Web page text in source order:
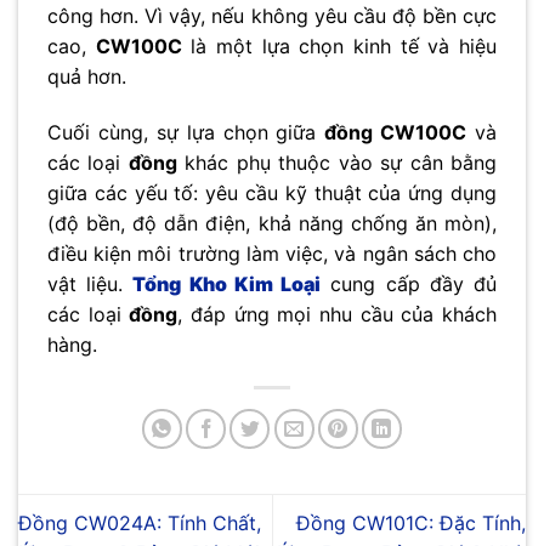
công hơn. Vì vậy, nếu không yêu cầu độ bền cực
cao, CW100Clà một lựa chọn kinh tế và hiệu
quả hơn.
Cuối cùng, sự lựa chọn giữađồng CW100C và
các loại đồngkhác phụ thuộc vào sự cân bằng
giữa các yếu tố: yêu cầu kỹ thuật của ứng dụng
(độ bền, độ dẫn điện, khả năng chống ăn mòn),
điều kiện môi trường làm việc, và ngân sách cho
vật liệu.Tổng Kho Kim Loại cung cấp đầy đủ
các loạiđồng, đáp ứng mọi nhu cầu của khách
hàng.
Đồng CW024A: Tính Chất,
Đồng CW101C: Đặc Tính,